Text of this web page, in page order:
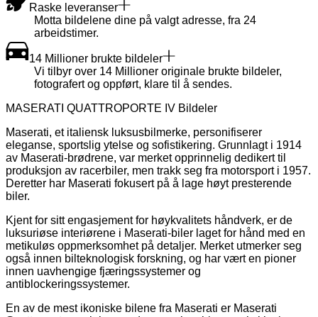
Raske leveranser
Motta bildelene dine på valgt adresse, fra 24
arbeidstimer.
14 Millioner brukte bildeler
Vi tilbyr over 14 Millioner originale brukte bildeler,
fotografert og oppført, klare til å sendes.
MASERATI QUATTROPORTE IV Bildeler
Maserati, et italiensk luksusbilmerke, personifiserer
eleganse, sportslig ytelse og sofistikering. Grunnlagt i 1914
av Maserati-brødrene, var merket opprinnelig dedikert til
produksjon av racerbiler, men trakk seg fra motorsport i 1957.
Deretter har Maserati fokusert på å lage høyt presterende
biler.
Kjent for sitt engasjement for høykvalitets håndverk, er de
luksuriøse interiørene i Maserati-biler laget for hånd med en
metikuløs oppmerksomhet på detaljer. Merket utmerker seg
også innen bilteknologisk forskning, og har vært en pioner
innen uavhengige fjæringssystemer og
antiblockeringssystemer.
En av de mest ikoniske bilene fra Maserati er Maserati